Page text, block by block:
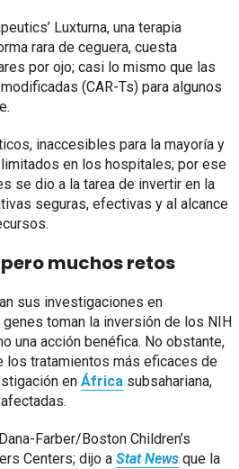
Luxturna, una terapia
rara de ceguera, cuesta
por ojo; casi lo mismo que las
(CAR-Ts) para algunos
inaccesibles para la mayoría y
en los hospitales; por ese
se dio a la tarea de invertir en la
seguras, efectivas y al alcance
muchos retos
sus investigaciones en
toman la inversión de los NIH
una acción benéfica. No obstante,
los tratamientos más eficaces de
en África subsahariana,
Farber/Boston Children’s
Centers; dijo a Stat News que la